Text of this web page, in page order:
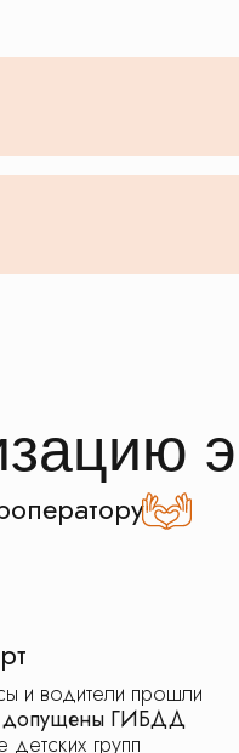
и водители прошли
допущены ГИБДД
детских групп